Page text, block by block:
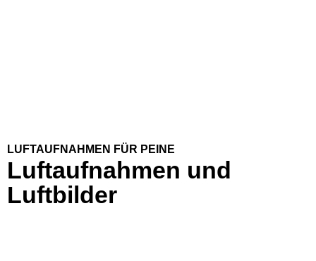
LUFTAUFNAHMEN FÜR PEINE
Luftaufnahmen und
Luftbilder